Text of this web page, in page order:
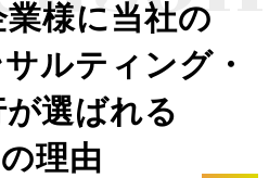
様に当社の
ルティング・
選ばれる
理由